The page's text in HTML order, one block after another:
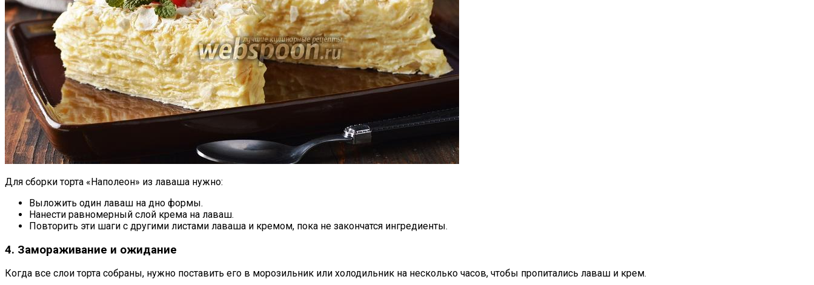
Для сборки торта «Наполеон» из лаваша нужно:
Выложить один лаваш на дно формы.
Нанести равномерный слой крема на лаваш.
Повторить эти шаги с другими листами лаваша и кремом, пока не закончатся ингредиенты.
4. Замораживание и ожидание
Когда все слои торта собраны, нужно поставить его в морозильник или холодильник на несколько часов, чтобы пропитались лаваш и крем.